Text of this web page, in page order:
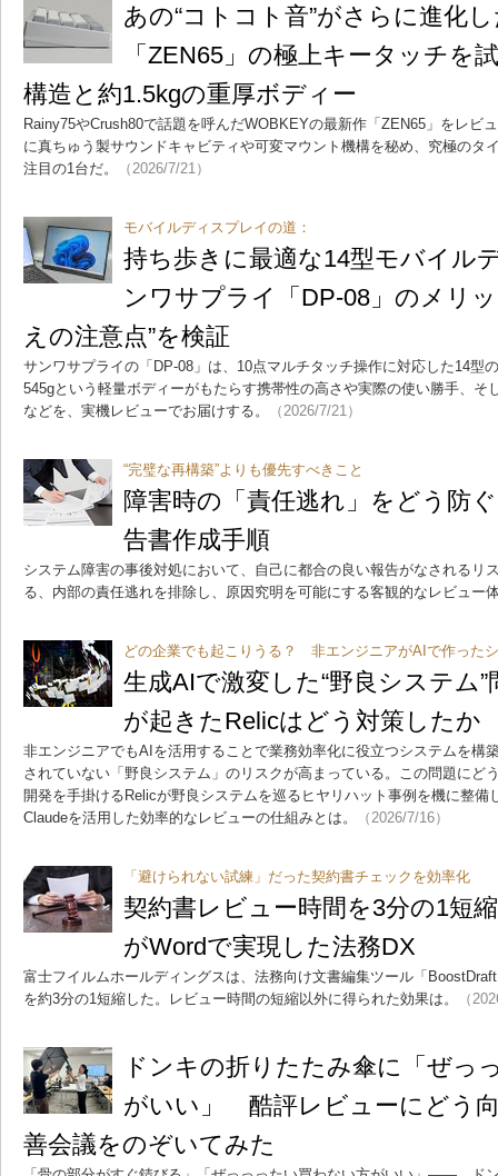
あの“コトコト音”がさらに進化
「ZEN65」の極上キータッチ
構造と約1.5kgの重厚ボディー
Rainy75やCrush80で話題を呼んだWOBKEYの最新作「ZEN65」をレビ
に真ちゅう製サウンドキャビティや可変マウント機構を秘め、究極のタ
注目の1台だ。
（2026/7/21）
モバイルディスプレイの道：
持ち歩きに最適な14型モバイ
ンワサプライ「DP-08」のメリ
えの注意点”を検証
サンワサプライの「DP-08」は、10点マルチタッチ操作に対応した14型
545gという軽量ボディーがもたらす携帯性の高さや実際の使い勝手、そ
などを、実機レビューでお届けする。
（2026/7/21）
“完璧な再構築”よりも優先すべきこと
障害時の「責任逃れ」をどう防
告書作成手順
システム障害の事後対処において、自己に都合の良い報告がなされるリ
る、内部の責任逃れを排除し、原因究明を可能にする客観的なレビュー
どの企業でも起こりうる？ 非エンジニアがAIで作った
生成AIで激変した“野良システ
が起きたRelicはどう対策したか
非エンジニアでもAIを活用することで業務効率化に役立つシステムを構
されていない「野良システム」のリスクが高まっている。この問題に
開発を手掛けるRelicが野良システムを巡るヒヤリハット事例を機に整備
Claudeを活用した効率的なレビューの仕組みとは。
（2026/7/16）
「避けられない試練」だった契約書チェックを効率化
契約書レビュー時間を3分の1短
がWordで実現した法務DX
富士フイルムホールディングスは、法務向け文書編集ツール「
を約3分の1短縮した。レビュー時間の短縮以外に得られた効果は。
（
ドンキの折りたたみ傘に「ぜっ
がいい」 酷評レビューにどう
善会議をのぞいてみた